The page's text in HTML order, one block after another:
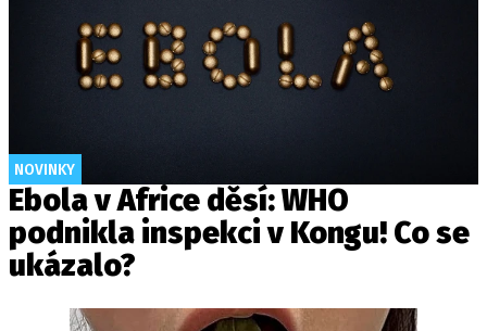
NOVINKY
Ebola v Africe děsí: WHO
podnikla inspekci v Kongu! Co se
ukázalo?